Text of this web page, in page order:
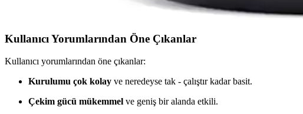
Xiaomi Mi Airdots, uygun fiyatlı ve kullanışlı kablosuz kulaklıklar arasında
Kullanıcı Yorumlarından Öne Çıkanlar
Kullanıcı yorumlarından öne çıkanlar:
Kurulumu çok kolay ve neredeyse tak - çalıştır kadar basit.
Çekim gücü mükemmel ve geniş bir alanda etkili.